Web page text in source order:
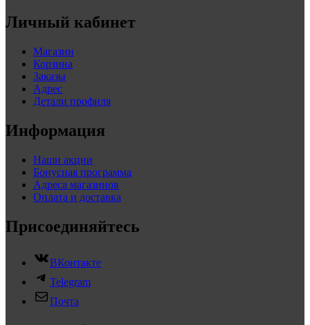
Личный кабинет
Магазин
Корзина
Заказы
Адрес
Детали профиля
Информация
Наши акции
Бонусная программа
Адреса магазинов
Оплата и доставка
Присоединяйтесь
ВКонтакте
Telegram
Почта